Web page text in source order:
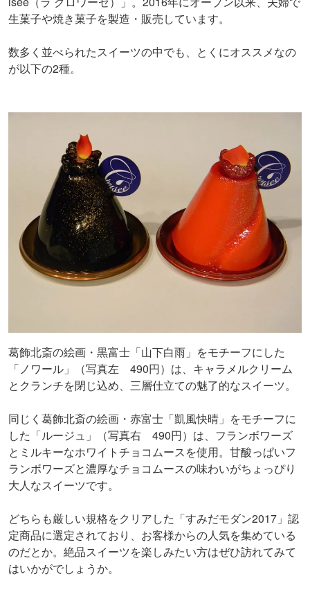
生菓子や焼き菓子を製造・販売しています。
数多く並べられたスイーツの中でも、とくにオススメなの
が以下の2種。
葛飾北斎の絵画・黒富士「山下白雨」をモチーフにした
「ノワール」（写真左 490円）は、キャラメルクリーム
とクランチを閉じ込め、三層仕立ての魅了的なスイーツ。
同じく葛飾北斎の絵画・赤富士「凱風快晴」をモチーフに
した「ルージュ」（写真右 490円）は、フランボワーズ
とミルキーなホワイトチョコムースを使用。甘酸っぱいフ
ランボワーズと濃厚なチョコムースの味わいがちょっぴり
大人なスイーツです。
どちらも厳しい規格をクリアした「すみだモダン2017」認
定商品に選定されており、お客様からの人気を集めている
のだとか。絶品スイーツを楽しみたい方はぜひ訪れてみて
はいかがでしょうか。